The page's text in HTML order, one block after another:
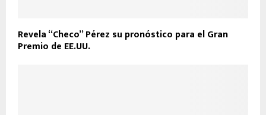
Revela “Checo” Pérez su pronóstico para el Gran
Premio de EE.UU.